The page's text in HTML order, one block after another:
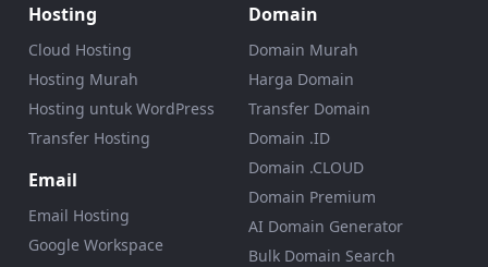
Hosting
Cloud Hosting
Hosting Murah
Hosting untuk WordPress
Transfer Hosting
Email
Email Hosting
Google Workspace
Domain
Domain Murah
Harga Domain
Transfer Domain
Domain .ID
Domain .CLOUD
Domain Premium
AI Domain Generator
Bulk Domain Search